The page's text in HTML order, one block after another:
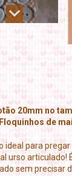
20mm no
de
ideal para
urso articulado!
sem precisar